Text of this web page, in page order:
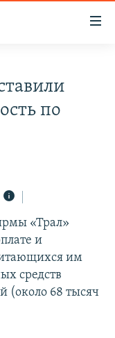
по
«Трал»
и
им
средств
(около 68 тысяч